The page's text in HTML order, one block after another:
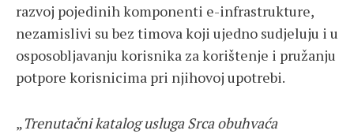
razvoj pojedinih komponenti e-infrastrukture,
nezamislivi su bez timova koji ujedno sudjeluju i u
osposobljavanju korisnika za korištenje i pružanju
potpore korisnicima pri njihovoj upotrebi.
„Trenutačni katalog usluga Srca obuhvaća